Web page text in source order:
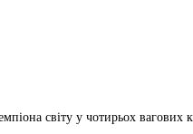
світу у чотирьох вагових